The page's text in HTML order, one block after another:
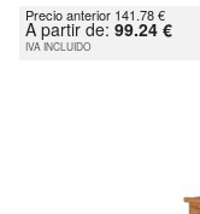
Precio anterior 141.78 €
A partir de: 99.24 €
IVA INCLUIDO